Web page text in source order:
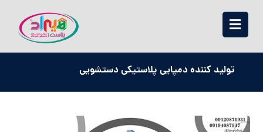
تولید کننده دمپایی پلاستیکی دستشویی